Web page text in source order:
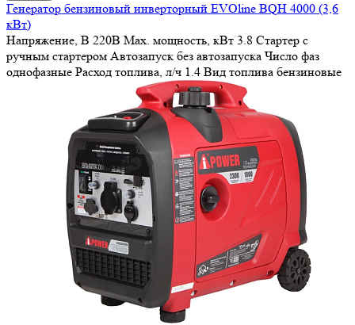
Генератор бензиновый инверторный EVOline BQH 4000 (3,6
кВт)
Напряжение, В 220В Max. мощность, кВт 3.8 Стартер с
ручным стартером Автозапуск без автозапуска Число фаз
однофазные Расход топлива, л/ч 1.4 Вид топлива бензиновые